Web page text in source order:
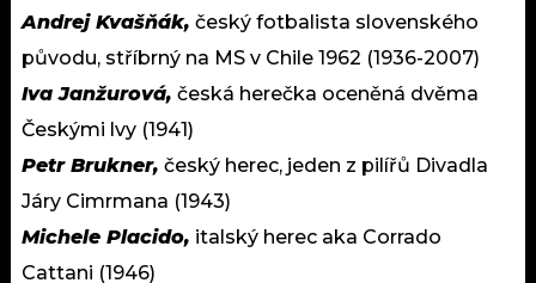
Andrej Kvašňák, český fotbalista slovenského
původu, stříbrný na MS v Chile 1962 (1936-2007)
Iva Janžurová, česká herečka oceněná dvěma
Českými lvy (1941)
Petr Brukner, český herec, jeden z pilířů Divadla
Járy Cimrmana (1943)
Michele Placido, italský herec aka Corrado
Cattani (1946)